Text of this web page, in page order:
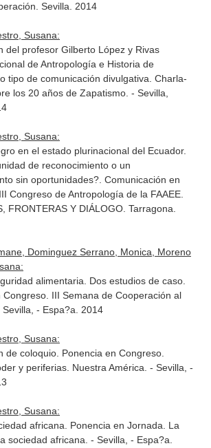
Sevilla. 2014
Susana:
del profesor Gilberto López y Rivas
de Antropología e Historia de
tipo de comunicación divulgativa. Charla-
los 20 años de Zapatismo. - Sevilla,
Susana:
en el estado plurinacional del Ecuador.
de reconocimiento o un
sin oportunidades?. Comunicación en
Congreso de Antropología de la FAAEE.
FRONTERAS Y DIÁLOGO. Tarragona.
Dominguez Serrano, Monica, Moreno
alimentaria. Dos estudios de caso.
Congreso. III Semana de Cooperación al
- Espa?a. 2014
Susana:
de coloquio. Ponencia en Congreso.
y periferias. Nuestra América. - Sevilla, -
Susana:
africana. Ponencia en Jornada. La
sociedad africana. - Sevilla, - Espa?a.